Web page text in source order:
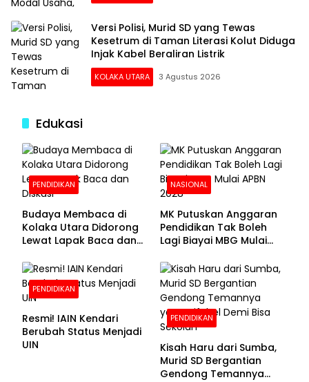
Versi Polisi, Murid SD yang Tewas
Kesetrum di Taman Literasi Kolut Diduga
Injak Kabel Beraliran Listrik
KOLAKA UTARA 3 Agustus 2026
Edukasi
PENDIDIKAN
Budaya Membaca di
Kolaka Utara Didorong
Lewat Lapak Baca dan
NASIONAL
MK Putuskan Anggaran
Pendidikan Tak Boleh
Lagi Biayai MBG Mulai
PENDIDIKAN
Resmi! IAIN Kendari
Berubah Status Menjadi
UIN
PENDIDIKAN
Kisah Haru dari Sumba,
Murid SD Bergantian
Gendong Temannya